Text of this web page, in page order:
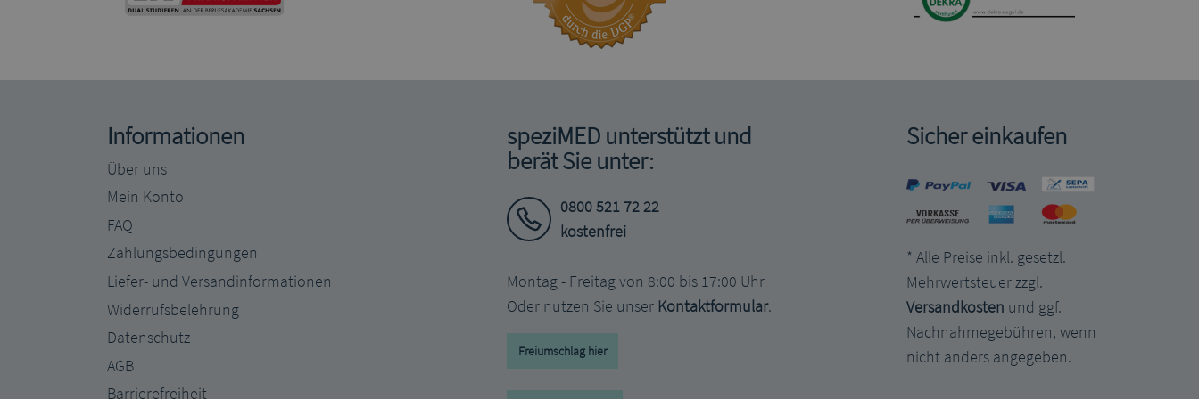
Informationen
Über uns
Mein Konto
FAQ
Zahlungsbedingungen
Liefer- und Versandinformationen
Widerrufsbelehrung
Datenschutz
AGB
Barrierefreiheit
speziMED unterstützt und
berät Sie unter:
0800 521 72 22
kostenfrei
Montag - Freitag von 8:00 bis 17:00 Uhr
Oder nutzen Sie unser Kontaktformular.
Freiumschlag hier
Sicher einkaufen
* Alle Preise inkl. gesetzl.
Mehrwertsteuer zzgl.
Versandkosten und ggf.
Nachnahmegebühren, wenn
nicht anders angegeben.